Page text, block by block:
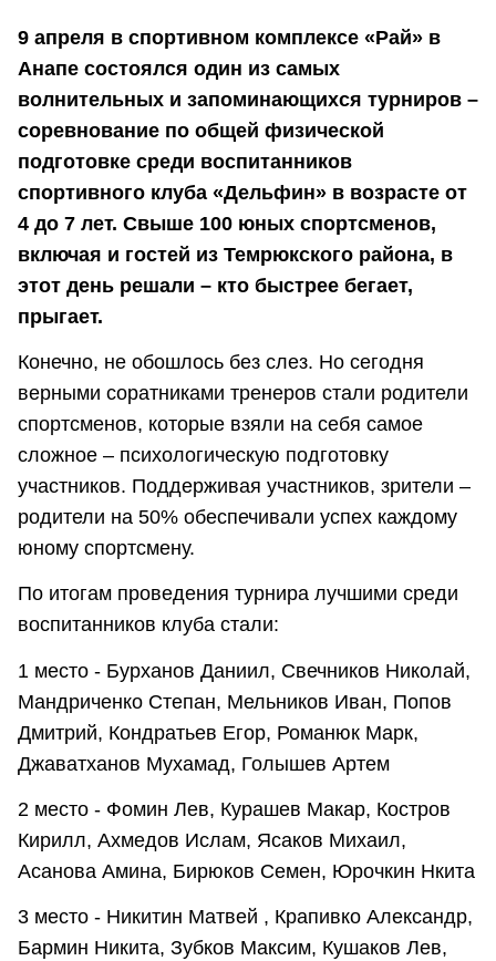
9 апреля в спортивном комплексе «Рай» в
Анапе состоялся один из самых
волнительных и запоминающихся турниров –
соревнование по общей физической
подготовке среди воспитанников
спортивного клуба «Дельфин» в возрасте от
4 до 7 лет. Свыше 100 юных спортсменов,
включая и гостей из Темрюкского района, в
этот день решали – кто быстрее бегает,
прыгает.
Конечно, не обошлось без слез. Но сегодня
верными соратниками тренеров стали родители
спортсменов, которые взяли на себя самое
сложное – психологическую подготовку
участников. Поддерживая участников, зрители –
родители на 50% обеспечивали успех каждому
юному спортсмену.
По итогам проведения турнира лучшими среди
воспитанников клуба стали:
1 место - Бурханов Даниил, Свечников Николай,
Мандриченко Степан, Мельников Иван, Попов
Дмитрий, Кондратьев Егор, Романюк Марк,
Джаватханов Мухамад, Голышев Артем
2 место - Фомин Лев, Курашев Макар, Костров
Кирилл, Ахмедов Ислам, Ясаков Михаил,
Асанова Амина, Бирюков Семен, Юрочкин Нкита
3 место - Никитин Матвей , Крапивко Александр,
Бармин Никита, Зубков Максим, Кушаков Лев,